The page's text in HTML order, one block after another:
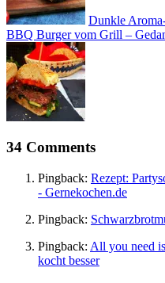
Dunkle
BBQ Burger vom Grill –
34 Comments
Pingback: Rezept:
- Gernekochen.de
Pingback:
Pingback: All you need
kocht besser